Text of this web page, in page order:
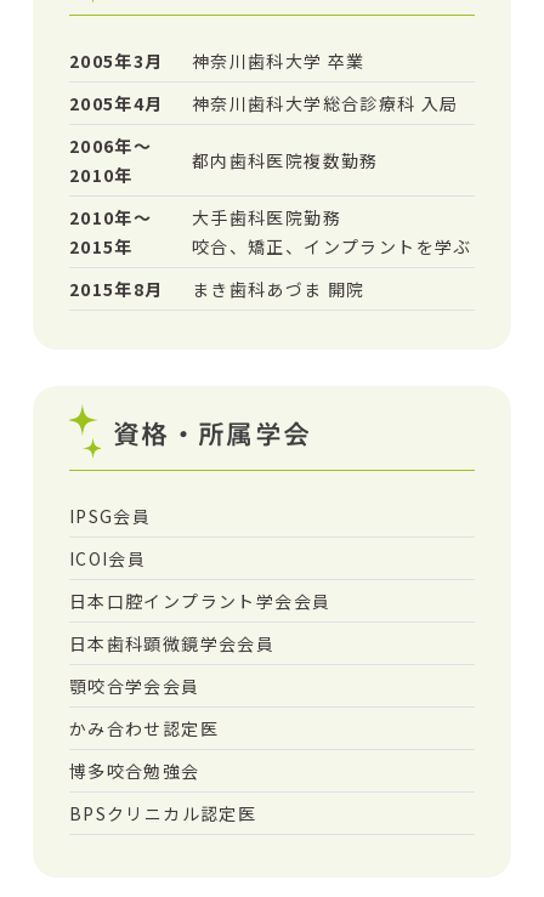
2005年3月
神奈川歯科大学 卒業
2005年4月
神奈川歯科大学総合診療科 入局
2006年～
2010年
都内歯科医院複数勤務
2010年～
2015年
大手歯科医院勤務
咬合、矯正、インプラントを学ぶ
2015年8月
まき歯科あづま 開院
資格・所属学会
IPSG会員
ICOI会員
日本口腔インプラント学会会員
日本歯科顕微鏡学会会員
顎咬合学会会員
かみ合わせ認定医
博多咬合勉強会
BPSクリニカル認定医